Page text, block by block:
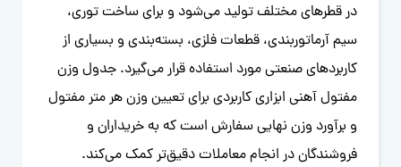
در قطرهای مختلف تولید می‌شود و برای ساخت توری،
سیم آرماتوربندی، قطعات فلزی، بسته‌بندی و بسیاری از
کاربردهای صنعتی مورد استفاده قرار می‌گیرد. جدول وزن
مفتول آهنی ابزاری کاربردی برای تعیین وزن هر متر مفتول
و برآورد وزن نهایی سفارش است که به خریداران و
فروشندگان در انجام معاملات دقیق‌تر کمک می‌کند.